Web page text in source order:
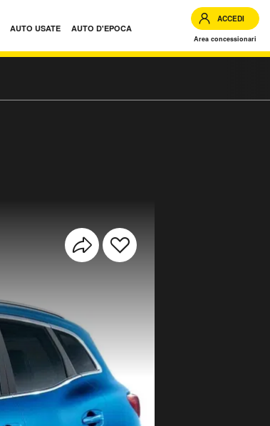
AUTO USATE AUTO D'EPOCA
ACCEDI
Area concessionari